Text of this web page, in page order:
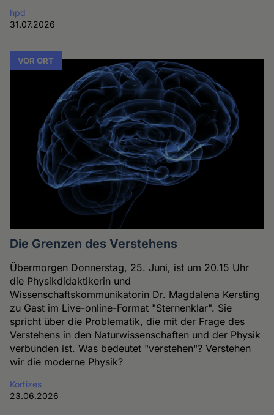
hpd
31.07.2026
VOR ORT
Die Grenzen des Verstehens
Übermorgen Donnerstag, 25. Juni, ist um 20.15 Uhr
die Physikdidaktikerin und
Wissenschaftskommunikatorin Dr. Magdalena Kersting
zu Gast im Live-online-Format "Sternenklar". Sie
spricht über die Problematik, die mit der Frage des
Verstehens in den Naturwissenschaften und der Physik
verbunden ist. Was bedeutet "verstehen"? Verstehen
wir die moderne Physik?
Kortizes
23.06.2026